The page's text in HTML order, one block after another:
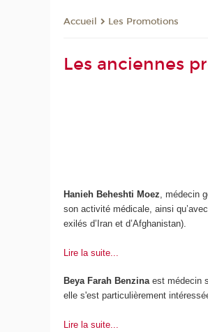
Accueil Les Promotions
Les anciennes
Hanieh Beheshti Moez , médecin
son activité médicale, ainsi
exilés d’Iran et d’Afghanistan).
Lire la suite...
Beya Farah Benzinaest médecin
elle s'est particulièrement
Lire la suite...